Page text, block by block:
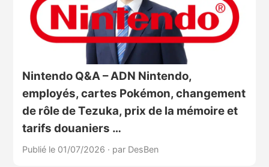
Nintendo Q&A – ADN Nintendo,
employés, cartes Pokémon, changement
de rôle de Tezuka, prix de la mémoire et
tarifs douaniers …
Publié le 01/07/2026 · par DesBen